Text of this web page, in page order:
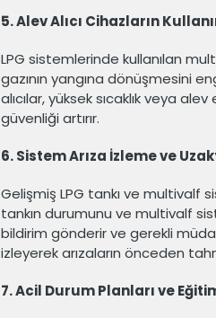
5. Alev Alıcı Cihazların
LPG sistemlerinde kullanılan
gazının yangına dönüşmesini
alıcılar, yüksek sıcaklık veya
güvenliği artırır.
6. Sistem Arıza İzleme ve
Gelişmiş LPG tankı ve multivalf
tankın durumunu ve multivalf
bildirim gönderir ve gerekli
izleyerek arızaların önceden
7. Acil Durum Planları ve